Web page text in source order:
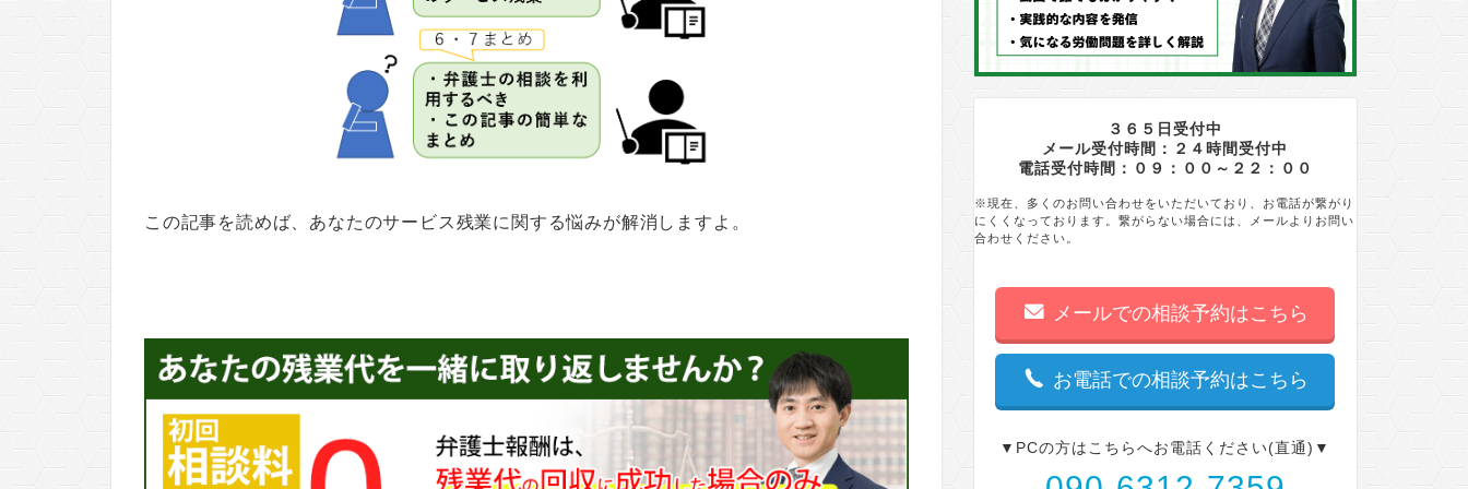
この記事を読めば、あなたのサービス残業に関する悩みが解消しますよ。
３６５日受付中
メール受付時間：２４時間受付中
電話受付時間：０９：００～２２：００
※現在、多くのお問い合わせをいただいており、お電話が繋がり
にくくなっております。繋がらない場合には、メールよりお問い
合わせください。
メールでの相談予約はこちら
お電話での相談予約はこちら
▼PCの方はこちらへお電話ください(直通)▼